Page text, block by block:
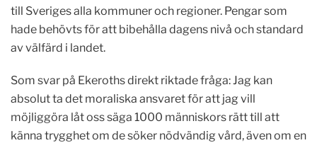
till Sveriges alla kommuner och regioner. Pengar som
hade behövts för att bibehålla dagens nivå och standard
av välfärd i landet.
Som svar på Ekeroths direkt riktade fråga: Jag kan
absolut ta det moraliska ansvaret för att jag vill
möjliggöra låt oss säga 1000 människors rätt till att
känna trygghet om de söker nödvändig vård, även om en